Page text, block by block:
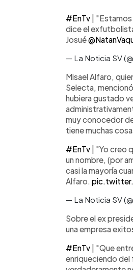
#EnTv |
dice el
Josué
— La Noticia SV
Misael Alfaro,
Selecta,
hubiera gustado
muy conocedor
tiene muchas
#EnTv | "Yo creo
un nombre, (por
casi la mayoría
Alfaro.
— La Noticia SV
Sobre el ex
una empresa
#EnTv | "Que
enriqueciendo del